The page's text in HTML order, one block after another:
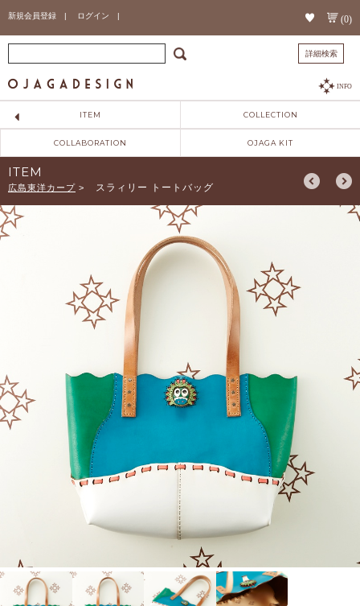
新規会員登録 | ログイン | (0)
詳細検索
INFO
ITEM COLLECTION
COLLABORATION OJAGA KIT
ITEM
広島東洋カープ > スラィリー トートバッグ